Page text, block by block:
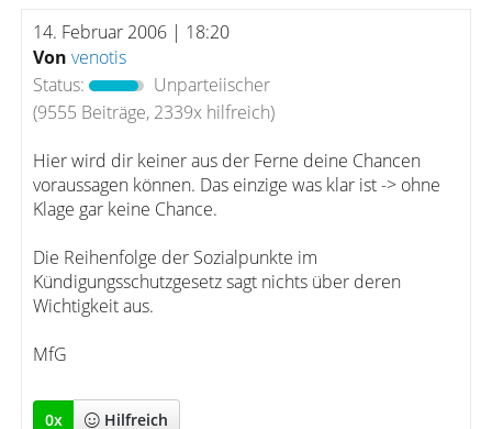
14. Februar 2006 | 18:20
Von venotis
Status:
Unparteiischer
(9555 Beiträge, 2339x hilfreich)
Hier wird dir keiner aus der Ferne deine Chancen
voraussagen können. Das einzige was klar ist -> ohne
Klage gar keine Chance.
Die Reihenfolge der Sozialpunkte im
Kündigungsschutzgesetz sagt nichts über deren
Wichtigkeit aus.
MfG
0x Hilfreich